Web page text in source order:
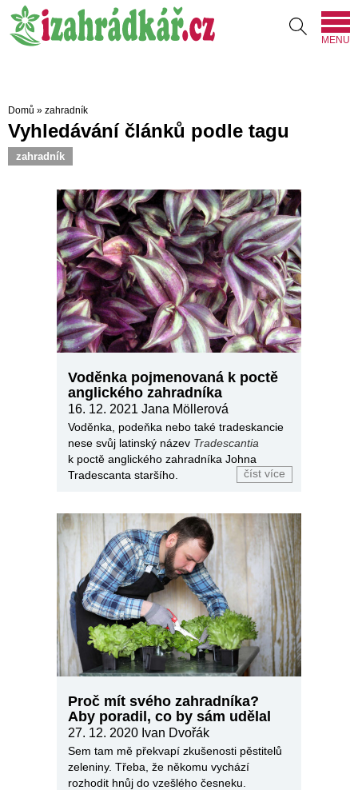
MENU
Domů » zahradník
Vyhledávání článků podle tagu
zahradník
Voděnka pojmenovaná k poctě
anglického zahradníka
16. 12. 2021 Jana Möllerová
Voděnka, podeňka nebo také tradeskancie
nese svůj latinský název Tradescantia
k poctě anglického zahradníka Johna
Tradescanta staršího.
číst více
Proč mít svého zahradníka?
Aby poradil, co by sám udělal
27. 12. 2020 Ivan Dvořák
Sem tam mě překvapí zkušenosti pěstitelů
zeleniny. Třeba, že někomu vychází
rozhodit hnůj do vzešlého česneku.